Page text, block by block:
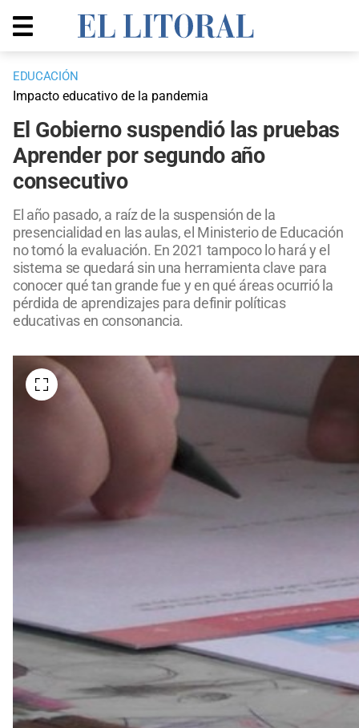
EDUCACIÓN
Impacto educativo de la pandemia
El Gobierno suspendió las pruebas
Aprender por segundo año
consecutivo
El año pasado, a raíz de la suspensión de la
presencialidad en las aulas, el Ministerio de Educación
no tomó la evaluación. En 2021 tampoco lo hará y el
sistema se quedará sin una herramienta clave para
conocer qué tan grande fue y en qué áreas ocurrió la
pérdida de aprendizajes para definir políticas
educativas en consonancia.